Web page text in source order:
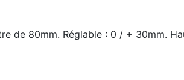
de 80mm. Réglable : 0 / + 30mm.